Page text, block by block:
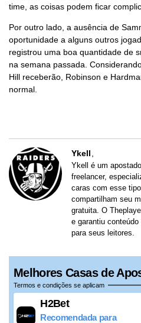
time, as coisas podem ficar
Por outro lado, a ausência de
oportunidade a alguns outros
registrou uma boa quantidade de
na semana passada.
Hill receberão, Robinson e
normal.
Ykell
Ykell é um
freelancer,
caras com esse
compartilham seu
gratuita. O
e garantiu
para seus leitores.
Melhores Casas de
Termos e condições se aplicam
H2Bet
Recomendada para